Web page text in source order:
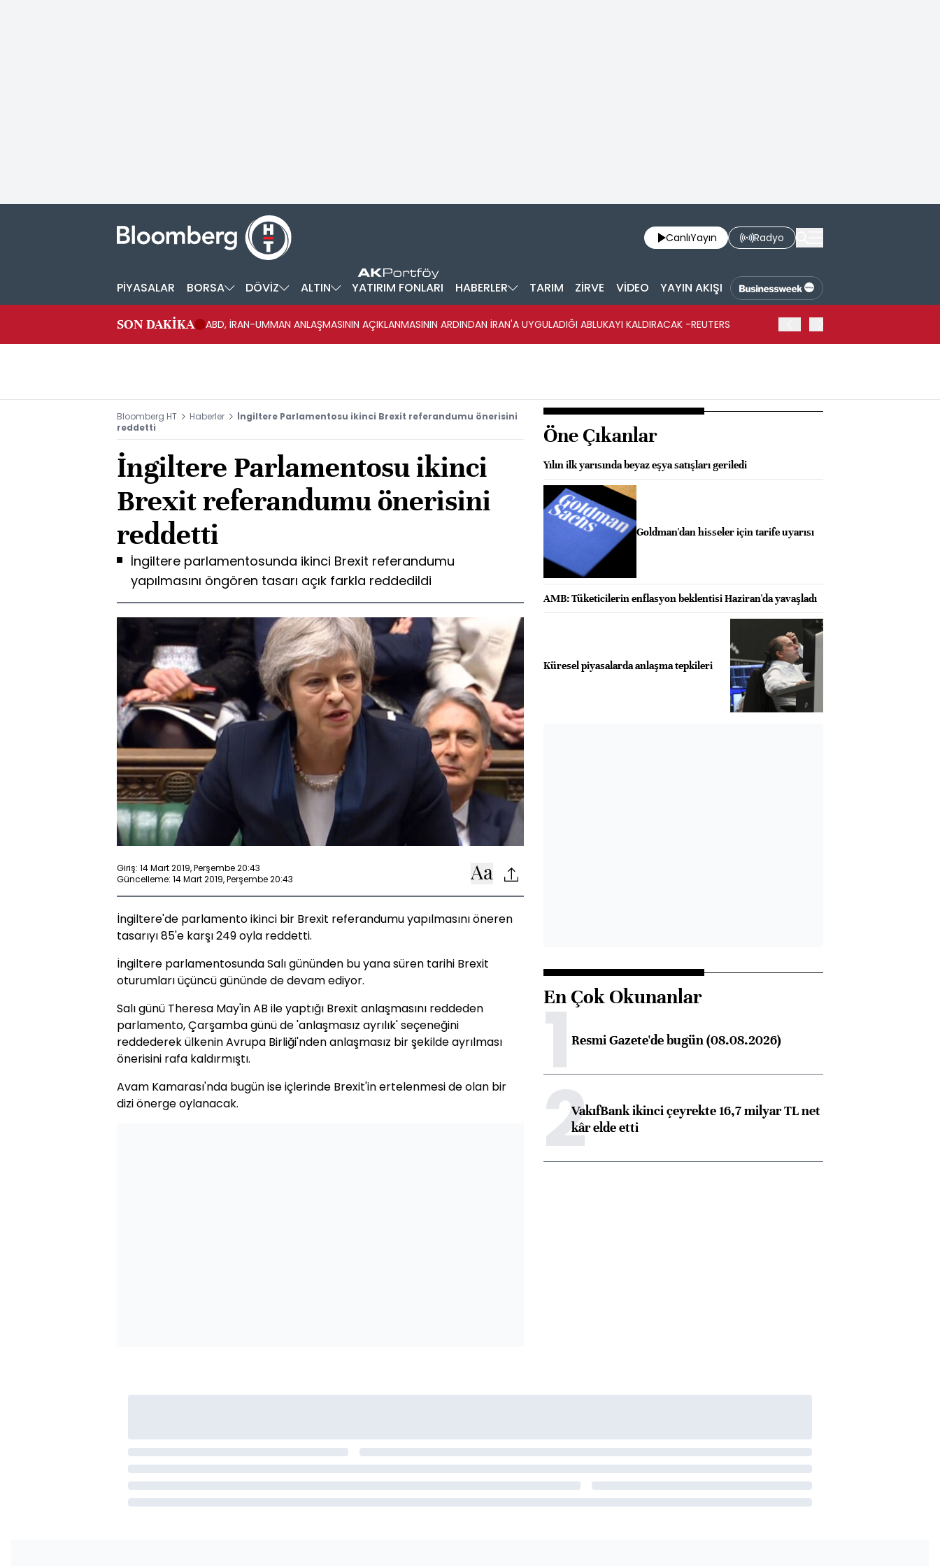
CanlıYayın Radyo
PİYASALAR BORSA DÖVİZ ALTIN YATIRIM FONLARI HABERLER TARIM ZİRVE VİDEO YAYIN AKIŞI
SON DAKİKA ABD, İRAN-UMMAN ANLAŞMASININ AÇIKLANMASININ ARDINDAN İRAN'A UYGULADIĞI ABLUKAYI KALDIRACAK -REUTERS
Bloomberg HT Haberler
İngiltere Parlamentosu ikinci Brexit referandumu önerisini
reddetti
İngiltere Parlamentosu ikinci
Brexit referandumu önerisini
reddetti
İngiltere parlamentosunda ikinci Brexit referandumu
yapılmasını öngören tasarı açık farkla reddedildi
Giriş: 14 Mart 2019, Perşembe 20:43
Güncelleme: 14 Mart 2019, Perşembe 20:43
İngiltere'de parlamento ikinci bir Brexit referandumu yapılmasını öneren
tasarıyı 85'e karşı 249 oyla reddetti.
İngiltere parlamentosunda Salı gününden bu yana süren tarihi Brexit
oturumları üçüncü gününde de devam ediyor.
Salı günü Theresa May'in AB ile yaptığı Brexit anlaşmasını reddeden
parlamento, Çarşamba günü de 'anlaşmasız ayrılık' seçeneğini
reddederek ülkenin Avrupa Birliği'nden anlaşmasız bir şekilde ayrılması
önerisini rafa kaldırmıştı.
Avam Kamarası'nda bugün ise içlerinde Brexit'in ertelenmesi de olan bir
dizi önerge oylanacak.
Öne Çıkanlar
Yılın ilk yarısında beyaz eşya satışları geriledi
Goldman'dan hisseler için tarife uyarısı
AMB: Tüketicilerin enflasyon beklentisi Haziran'da yavaşladı
Küresel piyasalarda anlaşma tepkileri
En Çok Okunanlar
1Resmi Gazete'de bugün (08.08.2026)
2VakıfBank ikinci çeyrekte 16,7 milyar TL net
kâr elde etti